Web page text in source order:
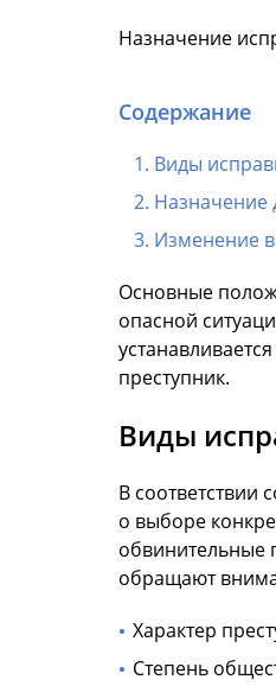
Назначение
Содержание
Виды
Назначение
Изменение
Основные
опасной
преступник.
Виды
В
о выборе
обвинительные
обращают
Характер
Степень